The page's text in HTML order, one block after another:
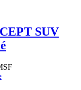
SUV